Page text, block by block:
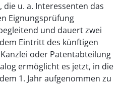
u. a. Interessenten das
Eignungsprüfung
und dauert zwei
Eintritt des künftigen
oder Patentabteilung
ermöglicht es jetzt, in die
1. Jahr aufgenommen zu